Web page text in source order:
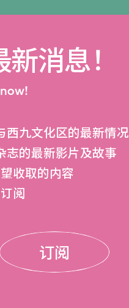
消息！
西九文化区的最新情况
志的最新影片及故事
收取的内容
阅
订阅